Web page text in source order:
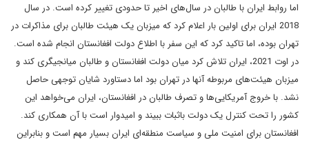
اما روابط ایران با طالبان در سال‌های اخیر تا حدودی تغییر کرده است. در سال
2018 ایران برای اولین بار اعلام کرد که میزبان یک هیئت طالبان برای مذاکرات در
تهران بوده، اما تاکید کرد که این سفر با اطلاع دولت افغانستان انجام شده است.
در اوت 2021، ایران تلاش کرد میان دولت افغانستان و طالبان میانجیگری کند و
میزبان هیئت‌های مربوطه آنها در تهران بود اما دستاورد شایان توجهی حاصل
نشد. با خروج آمریکایی‌ها و تصرف طالبان در افغانستان، ایران می‌خواهد این
کشور را تحت کنترل یک دولت باثبات ببیند و امیدوار است با آن همکاری کند.
افغانستان برای امنیت ملی و سیاست منطقه‌ای ایران بسیار مهم است و بنابراین